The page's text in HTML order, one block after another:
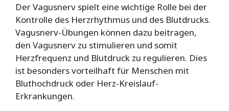
Der Vagusnerv spielt eine wichtige Rolle bei der
Kontrolle des Herzrhythmus und des Blutdrucks.
Vagusnerv-Übungen können dazu beitragen,
den Vagusnerv zu stimulieren und somit
Herzfrequenz und Blutdruck zu regulieren. Dies
ist besonders vorteilhaft für Menschen mit
Bluthochdruck oder Herz-Kreislauf-
Erkrankungen.